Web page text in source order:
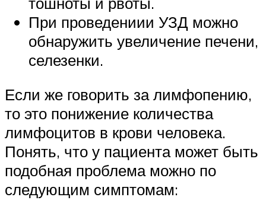
При проведениии УЗД можно
обнаружить увеличение печени,
селезенки.
Если же говорить за лимфопению,
то это понижение количества
лимфоцитов в крови человека.
Понять, что у пациента может быть
подобная проблема можно по
следующим симптомам: